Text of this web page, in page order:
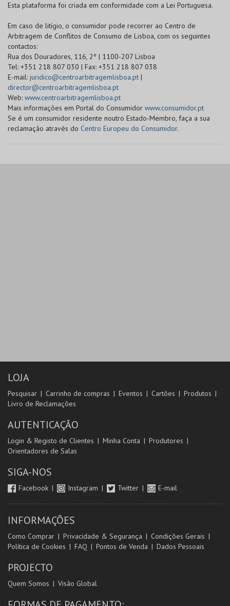
Esta plataforma foi criada em conformidade com a Lei Portuguesa.
Em caso de litígio, o consumidor pode recorrer ao Centro de
Arbitragem de Conflitos de Consumo de Lisboa, com os seguintes
contactos:
Rua dos Douradores, 116, 2º | 1100-207 Lisboa
Tel: +351 218 807 030 | Fax: +351 218 807 038
E-mail: juridico@centroarbitragemlisboa.pt |
director@centroarbitragemlisboa.pt
Web: www.centroarbitragemlisboa.pt
Mais informações em Portal do Consumidor www.consumidor.pt
Se é um consumidor residente noutro Estado-Membro, faça a sua
reclamação através do Centro Europeu do Consumidor.
LOJA
Pesquisar Carrinho de compras Eventos Cartões
Produtos
Livro de Reclamações
AUTENTICAÇÃO
Login & Registo de Clientes Minha Conta
Produtores
Orientadores de Salas
SIGA-NOS
Facebook Instagram Twitter E-mail
INFORMAÇÕES
Como Comprar Privacidade & Segurança
Condições Gerais
Política de Cookies
FAQ Pontos de Venda Dados Pessoais
PROJECTO
Quem Somos Visão Global